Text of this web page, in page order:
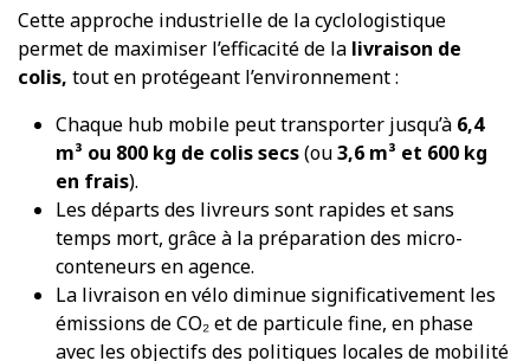
Cette approche industrielle de la cyclologistique
permet de maximiser l’efficacité de la livraison de
colis, tout en protégeant l’environnement :
Chaque hub mobile peut transporter jusqu’à 6,4
m³ ou 800 kg de colis secs(ou3,6 m³ et 600 kg
en frais).
Les départs des livreurs sont rapides et sans
temps mort, grâce à la préparation des micro-
conteneurs en agence.
La livraison en vélo diminue significativement les
émissions de CO₂ et de particule fine, en phase
avec les objectifs des politiques locales de mobilité